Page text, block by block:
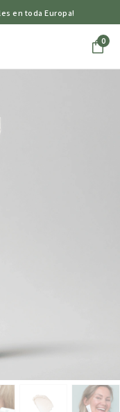
en toda Europa!
0